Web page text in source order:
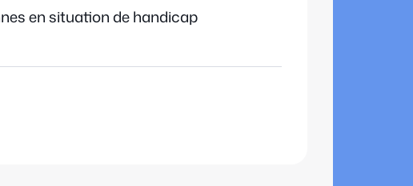
en situation de handicap